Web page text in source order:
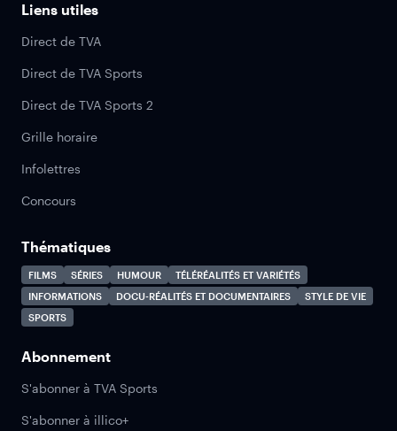
Liens utiles
Direct de TVA
Direct de TVA Sports
Direct de TVA Sports 2
Grille horaire
Infolettres
Concours
Thématiques
FILMS SÉRIES HUMOUR
TÉLÉRÉALITÉS ET VARIÉTÉS
INFORMATIONS
DOCU-RÉALITÉS ET DOCUMENTAIRES
STYLE DE VIE
SPORTS
Abonnement
S'abonner à TVA Sports
S'abonner à illico+